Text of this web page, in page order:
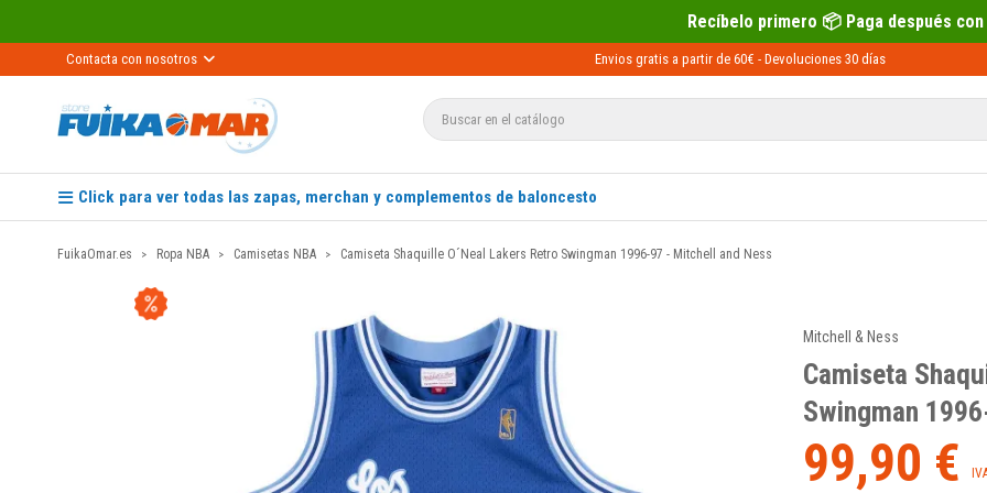
Recíbelo primero 📦 Paga después con Sequra 💶
Contacta con nosotros Envios gratis a partir de 60€ - Devoluciones 30 días
Click para ver todas las zapas, merchan y complementos de baloncesto
FuikaOmar.es Ropa NBA Camisetas NBA Camiseta Shaquille O´Neal Lakers Retro Swingman 1996-97 - Mitchell and Ness
Mitchell & Ness
Camiseta
Swingman
99,90 €